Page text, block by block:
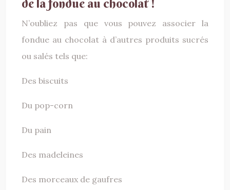
de la fondue au chocolat !
N’oubliez pas que vous pouvez associer la
fondue au chocolat à d’autres produits sucrés
ou salés tels que:
Des biscuits
Du pop-corn
Du pain
Des madeleines
Des morceaux de gaufres